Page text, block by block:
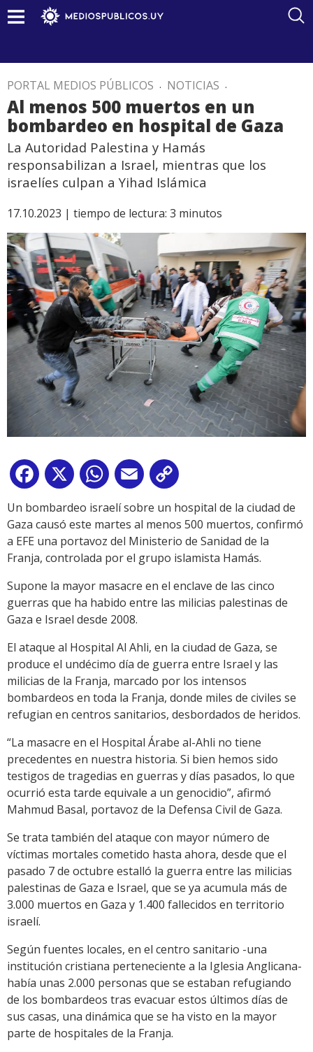
PORTAL MEDIOS PÚBLICOS . NOTICIAS .
Al menos 500 muertos en un
bombardeo en hospital de Gaza
La Autoridad Palestina y Hamás
responsabilizan a Israel, mientras que los
israelíes culpan a Yihad Islámica
17.10.2023 | tiempo de lectura: 3 minutos
Facebook
X WhatsApp
Email
Link
Un bombardeo israelí sobre un hospital de la ciudad de
Gaza causó este martes al menos 500 muertos, confirmó
a EFE una portavoz del Ministerio de Sanidad de la
Franja, controlada por el grupo islamista Hamás.
Supone la mayor masacre en el enclave de las cinco
guerras que ha habido entre las milicias palestinas de
Gaza e Israel desde 2008.
El ataque al Hospital Al Ahli, en la ciudad de Gaza, se
produce el undécimo día de guerra entre Israel y las
milicias de la Franja, marcado por los intensos
bombardeos en toda la Franja, donde miles de civiles se
refugian en centros sanitarios, desbordados de heridos.
“La masacre en el Hospital Árabe al-Ahli no tiene
precedentes en nuestra historia. Si bien hemos sido
testigos de tragedias en guerras y días pasados, lo que
ocurrió esta tarde equivale a un genocidio”, afirmó
Mahmud Basal, portavoz de la Defensa Civil de Gaza.
Se trata también del ataque con mayor número de
víctimas mortales cometido hasta ahora, desde que el
pasado 7 de octubre estalló la guerra entre las milicias
palestinas de Gaza e Israel, que se ya acumula más de
3.000 muertos en Gaza y 1.400 fallecidos en territorio
israelí.
Según fuentes locales, en el centro sanitario -una
institución cristiana perteneciente a la Iglesia Anglicana-
había unas 2.000 personas que se estaban refugiando
de los bombardeos tras evacuar estos últimos días de
sus casas, una dinámica que se ha visto en la mayor
parte de hospitales de la Franja.